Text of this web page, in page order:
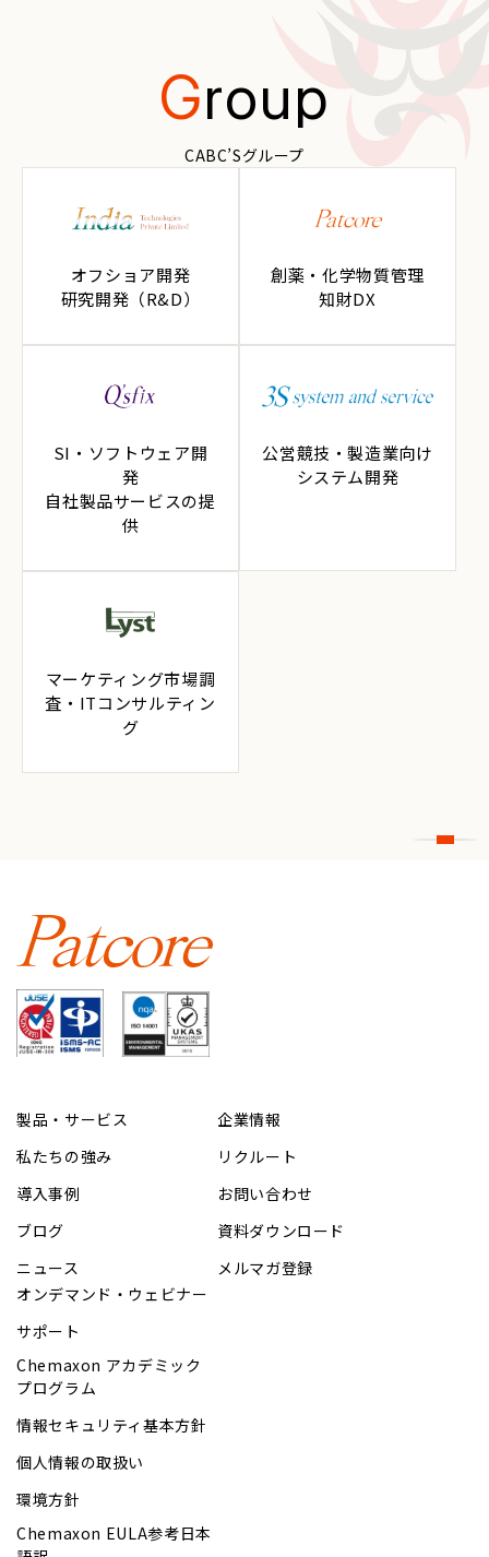
Group
CABC’Sグループ
オフショア開発
研究開発（R&D）
創薬・化学物質管理
知財DX
SI・ソフトウェア開
発
自社製品サービスの提
供
公営競技・製造業向け
システム開発
マーケティング市場調
査・ITコンサルティン
グ
製品・サービス
私たちの強み
導入事例
ブログ
ニュース
企業情報
リクルート
お問い合わせ
資料ダウンロード
メルマガ登録
オンデマンド・ウェビナー
サポート
Chemaxon アカデミック
プログラム
情報セキュリティ基本方針
個人情報の取扱い
環境方針
Chemaxon EULA参考日本